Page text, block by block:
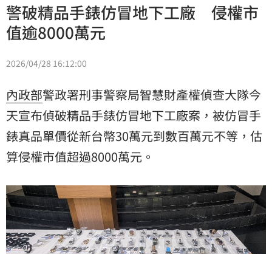
警破精品手錶仿冒地下工廠 侵權市
值逾8000萬元
2026/04/28 16:12:00
內政部警政署刑事警察局智慧財產權偵查大隊今
天宣布偵破精品手錶仿冒地下工廠案，被仿冒手
錶真品單價從新台幣30萬元到數百萬元不等，估
算侵權市值超過8000萬元。